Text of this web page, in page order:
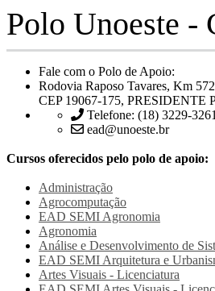
Polo Unoeste -
Fale com o Polo de Apoio:
Rodovia Raposo Tavares, Km
CEP 19067-175, PRESIDENTE
Telefone: (18) 3229-
ead@unoeste.br
Cursos oferecidos pelo polo de apoio:
Administração
Agrocomputação
EAD SEMI Agronomia
Agronomia
Análise e Desenvolvimento de
EAD SEMI Arquitetura e
Artes Visuais - Licenciatura